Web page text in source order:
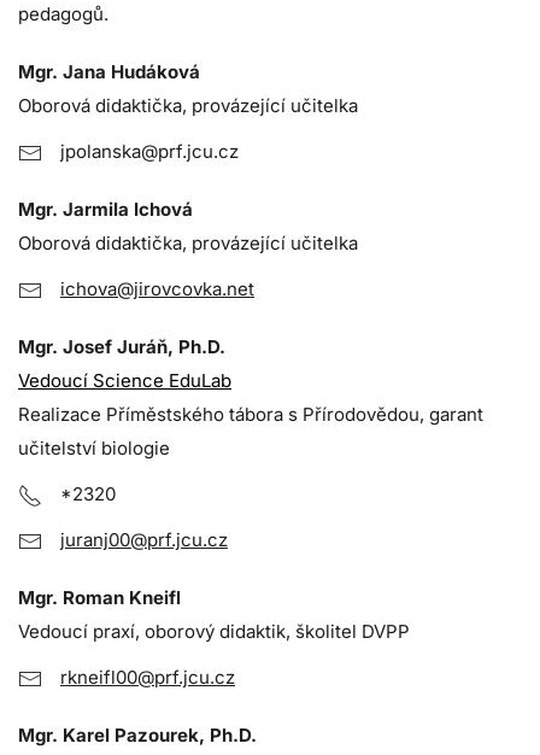
pedagogů.
Mgr. Jana Hudáková
Oborová didaktička, provázející učitelka
jpolanska@prf.jcu.cz
Mgr. Jarmila Ichová
Oborová didaktička, provázející učitelka
ichova@jirovcovka.net
Mgr. Josef Juráň, Ph.D.
Vedoucí Science EduLab
Realizace Příměstského tábora s Přírodovědou, garant
učitelství biologie
*2320
juranj00@prf.jcu.cz
Mgr. Roman Kneifl
Vedoucí praxí, oborový didaktik, školitel DVPP
rkneifl00@prf.jcu.cz
Mgr. Karel Pazourek, Ph.D.